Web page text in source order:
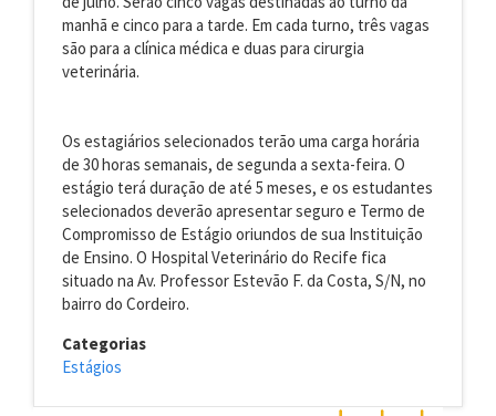
manhã e cinco para a tarde. Em cada turno, três vagas
são para a clínica médica e duas para cirurgia
veterinária.
Os estagiários selecionados terão uma carga horária
de 30 horas semanais, de segunda a sexta-feira. O
estágio terá duração de até 5 meses, e os estudantes
selecionados deverão apresentar seguro e Termo de
Compromisso de Estágio oriundos de sua Instituição
de Ensino. O Hospital Veterinário do Recife fica
situado na Av. Professor Estevão F. da Costa, S/N, no
bairro do Cordeiro.
Categorias
Estágios